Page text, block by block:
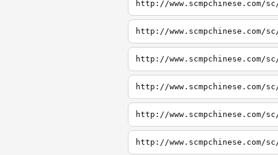
http://www.scmpchinese.com/
http://www.scmpchinese.com/
http://www.scmpchinese.com/
http://www.scmpchinese.com/
http://www.scmpchinese.com/
http://